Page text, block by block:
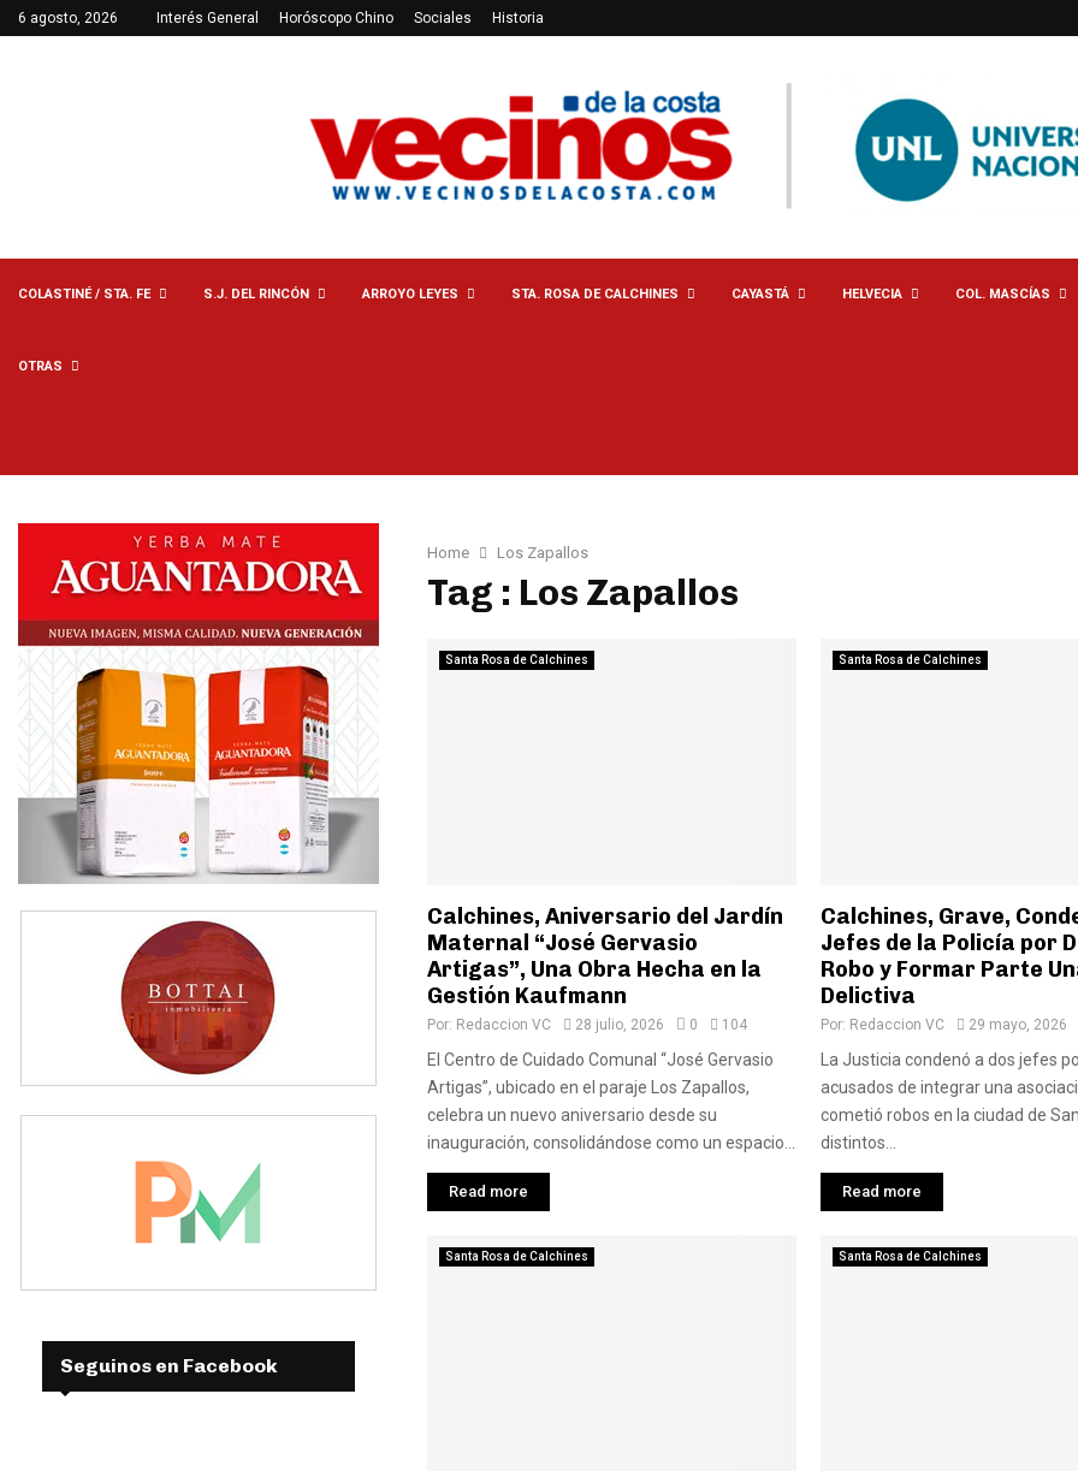
6 agosto, 2026 Interés General Horóscopo Chino Sociales Historia
COLASTINÉ / STA. FE S.J. DEL RINCÓN ARROYO LEYES STA. ROSA DE CALCHINES CAYASTÁ HELVECIA COL. MASCÍAS
OTRAS
Home Los Zapallos
Tag : Los Zapallos
Santa Rosa de Calchines
Calchines, Aniversario del Jardín
Maternal “José Gervasio
Artigas”, Una Obra Hecha en la
Gestión Kaufmann
Por: Redaccion VC 28 julio, 2026 0 104
El Centro de Cuidado Comunal “José Gervasio
Artigas”, ubicado en el paraje Los Zapallos,
celebra un nuevo aniversario desde su
inauguración, consolidándose como un espacio...
Read more
Santa Rosa de Calchines
Calchines, Grave,
Jefes de la Policía por
Robo y Formar Parte
Delictiva
Por: Redaccion VC 29 mayo, 2026
La Justicia condenó a dos jefes
acusados de integrar una
cometió robos en la ciudad de
distintos...
Read more
Santa Rosa de Calchines Santa Rosa de Calchines
Seguinos en Facebook